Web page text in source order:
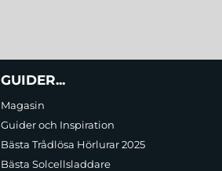
GUIDER...
Magasin
Guider och Inspiration
Bästa Trådlösa Hörlurar 2025
Bästa Solcellsladdare